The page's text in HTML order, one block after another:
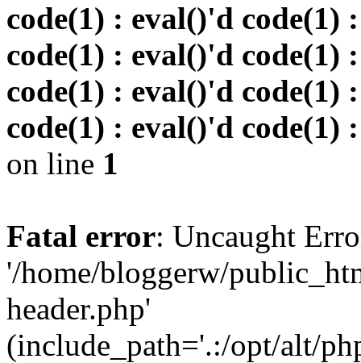
code(1) : eval()'d code(1)
code(1) : eval()'d code(1)
code(1) : eval()'d code(1)
code(1) : eval()'d code(1)
on line 1
Fatal error: Uncaught
'/home/bloggerw/
header.php'
(include_path='.:/opt/alt/